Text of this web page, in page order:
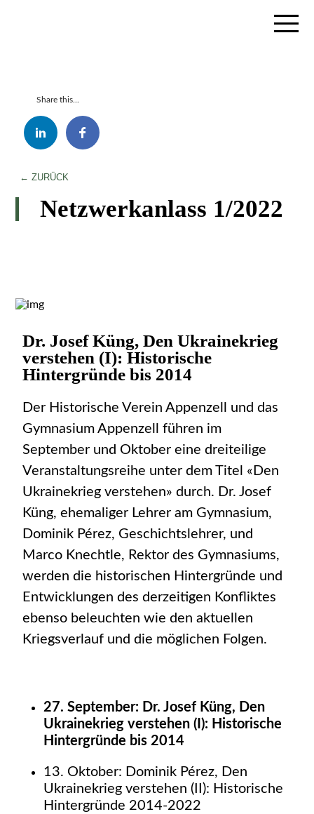
← ZURÜCK
Netzwerkanlass 1/2022
Share this...
Dr. Josef Küng, Den Ukrainekrieg
verstehen (I): Historische
Hintergründe bis 2014
Der Historische Verein Appenzell und das
Gymnasium Appenzell führen im
September und Oktober eine dreiteilige
Veranstaltungsreihe unter dem Titel «Den
Ukrainekrieg verstehen» durch. Dr. Josef
Küng, ehemaliger Lehrer am Gymnasium,
Dominik Pérez, Geschichtslehrer, und
Marco Knechtle, Rektor des Gymnasiums,
werden die historischen Hintergründe und
Entwicklungen des derzeitigen Konfliktes
ebenso beleuchten wie den aktuellen
Kriegsverlauf und die möglichen Folgen.
27. September: Dr. Josef Küng, Den
Ukrainekrieg verstehen (I): Historische
Hintergründe bis 2014
13. Oktober: Dominik Pérez, Den
Ukrainekrieg verstehen (II): Historische
Hintergründe 2014-2022